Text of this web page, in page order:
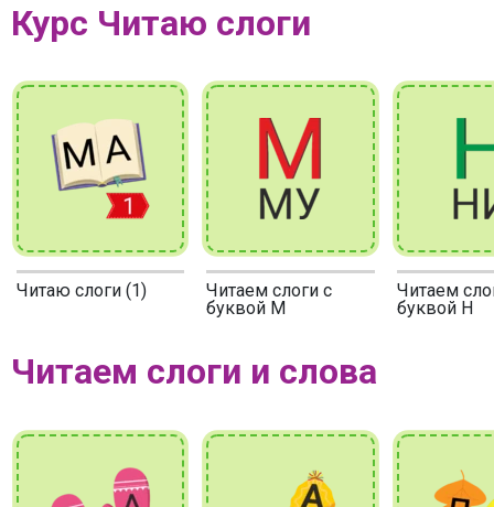
Курс Читаю слоги
Читаю слоги (1)
Читаем слоги с
буквой М
Читаем
буквой Н
Читаем слоги и слова